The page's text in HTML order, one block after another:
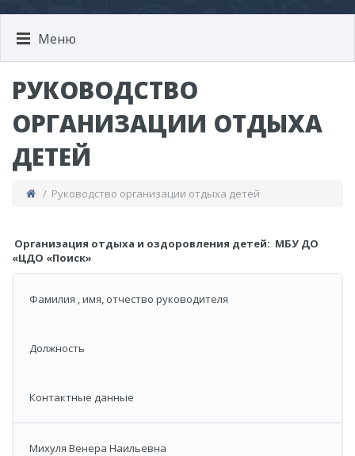
Меню
РУКОВОДСТВО
ОРГАНИЗАЦИИ ОТДЫХА
ДЕТЕЙ
/ Руководство организации отдыха детей
Организация отдыха и оздоровления детей: МБУ ДО
«ЦДО «Поиск»
​Фамилия , имя, отчество руководителя
Должность ​
​Контактные данные
Михуля Венера Наильевна